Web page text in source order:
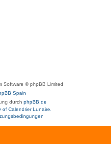
Software © phpBB Limited
Spain
durch phpBB.de
of Calendrier Lunaire.